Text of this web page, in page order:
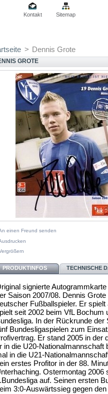
Kontakt Sitemap
> Dennis Grote
GROTE
einen Freund senden
PRODUKTINFOS TECHNISCHE
signierte
Saison 2007/08. Dennis
Fußballspieler. Er
seit 2002 beim VfL Bochum
In der Rückrunde
Bundesligaspielen zum
Er stand 2005 in der
in die U20-
in die U21-
erstes Profitor in der 88.
Ostermontag
auf. Seinen ersten
3:0-Auswärtssieg gegen